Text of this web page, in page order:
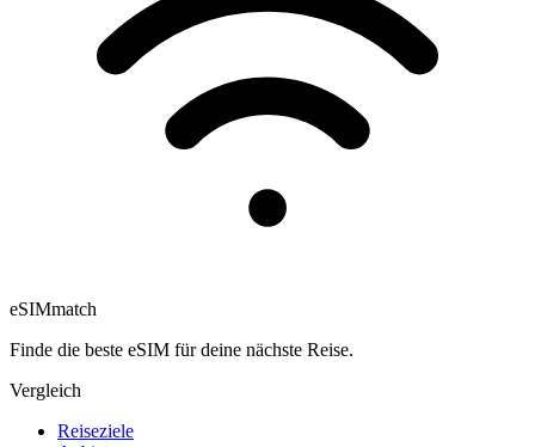
eSIMmatch
Finde die beste eSIM für deine nächste Reise.
Vergleich
Reiseziele